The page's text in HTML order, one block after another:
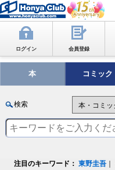
ログイン 会員登録
本 コミック
検索
注目のキーワード： 東野圭吾